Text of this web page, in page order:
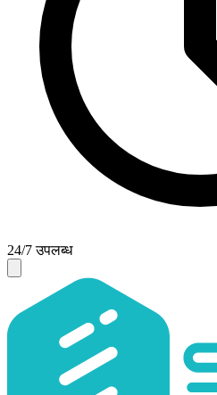
24/7 उपलब्ध